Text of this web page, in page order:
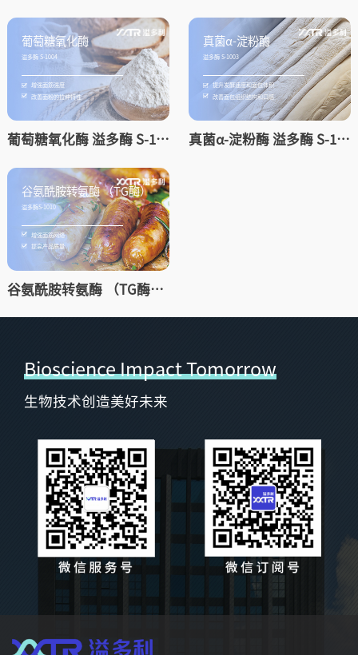
麦芽糖淀粉酶
脂肪酶
葡萄糖氧化酶 溢多酶 S-1004 真菌α-淀粉酶 溢多酶 S-1003
谷氨酰胺转氨酶 （TG酶） 溢多酶S-1010
Bioscience Impact Tomorrow
生物技术创造美好未来